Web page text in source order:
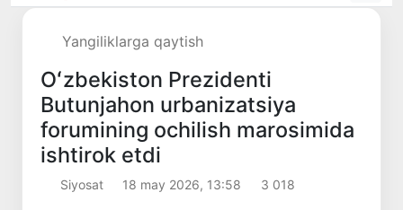
Yangiliklarga qaytish
Oʻzbekiston Prezidenti
Butunjahon urbanizatsiya
forumining ochilish marosimida
ishtirok etdi
Siyosat 18 may 2026, 13:58 3 018